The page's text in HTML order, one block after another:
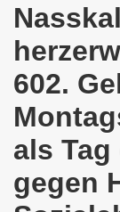
602.
als
gegen
08.01.2024
Bewegung:
durch die
Bewegung